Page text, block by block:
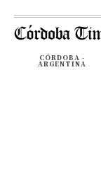
CÓRDOBA -
ARGENTINA